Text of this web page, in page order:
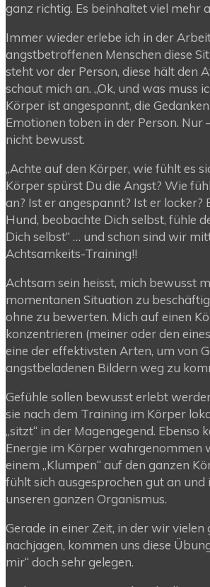
ganz richtig. Es beinhaltet viel mehr
Immer wieder erlebe ich in der
angstbetroffenen Menschen diese
steht vor der Person, diese hält den
schaut mich an. „Ok, und was muss
Körper ist angespannt, die
Emotionen toben in der Person. Nur
nicht bewusst.
„Achte auf den Körper, wie fühlt es
Körper spürst Du die Angst? Wie
an? Ist er angespannt? Ist er locker?
Hund, beobachte Dich selbst, fühle
Dich selbst“ … und schon sind wir
Achtsamkeits-Training!!
Achtsam sein heisst, mich bewusst
momentanen Situation zu
ohne zu bewerten. Mich auf einen
konzentrieren (meiner oder den
eine der effektivsten Arten, um von
angstbeladenen Bildern weg zu
Gefühle sollen bewusst erlebt
sie nach dem Training im Körper
„sitzt“ in der Magengegend. Ebenso
Energie im Körper wahrgenommen
einem „Klumpen“ auf den ganzen
fühlt sich ausgesprochen gut an
unseren ganzen Organismus.
Gerade in einer Zeit, in der wir vielen
nachjagen, kommen uns diese
mir“ doch sehr gelegen.